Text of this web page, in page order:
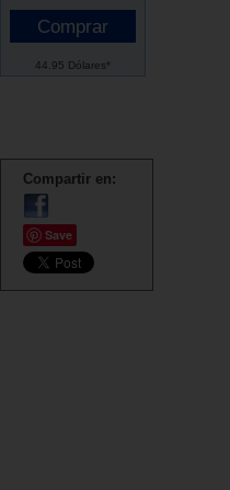
44.95 Dólares*
Compartir en:
Save